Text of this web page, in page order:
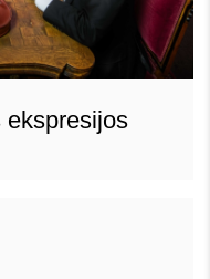
ekspresijos